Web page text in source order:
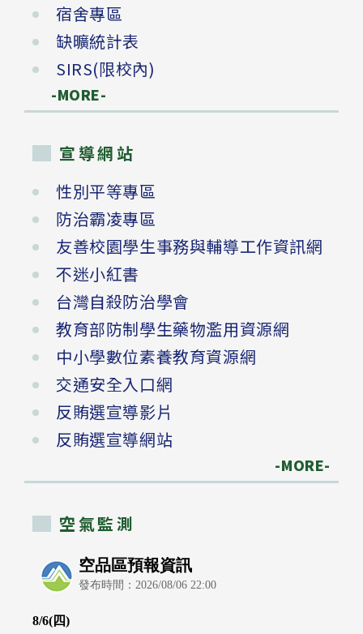
宿舍專區
缺曠統計表
SIRS(限校內)
-MORE-
宣導網站
性別平等專區
防治霸凌專區
友善校園學生事務與輔導工作資訊網
不迷小紅書
台灣自殺防治學會
教育部防制學生藥物濫用資源網
中小學數位素養教育資源網
交通安全入口網
反賄選宣導影片
反賄選宣導網站
-MORE-
空氣監測